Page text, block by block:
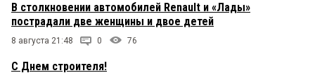
В столкновении автомобилей Renault и «Лады»
пострадали две женщины и двое детей
8 августа 21:48 0 76
С Днем строителя!